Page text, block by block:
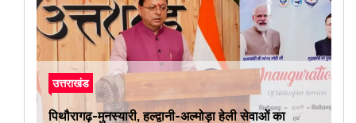
उत्तराखंड
पिथौरागढ़-मुनस्यारी, हल्द्वानी-अल्मोड़ा हेली सेवाओं का